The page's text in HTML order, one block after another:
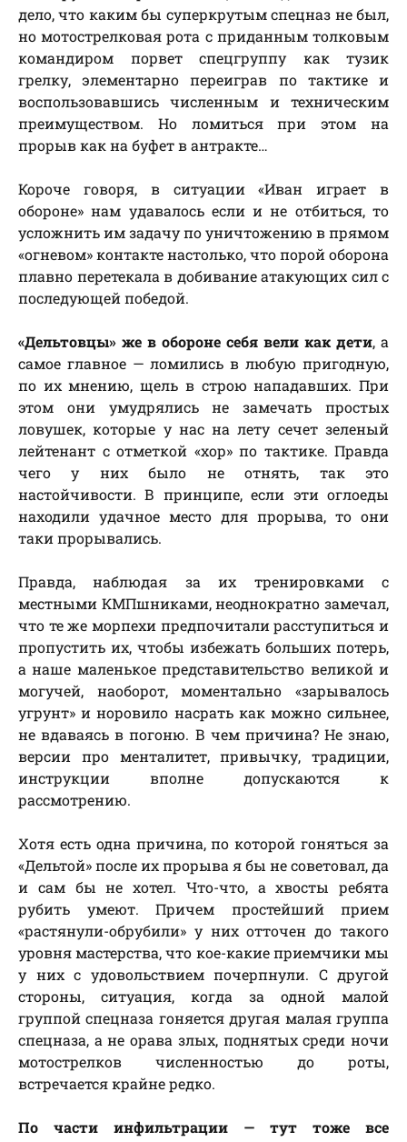
дело, что каким бы суперкрутым спецназ не был,
но мотострелковая рота с приданным толковым
командиром порвет спецгруппу как тузик
грелку, элементарно переиграв по тактике и
воспользовавшись численным и техническим
преимуществом. Но ломиться при этом на
прорыв как на буфет в антракте…
Короче говоря, в ситуации «Иван играет в
обороне» нам удавалось если и не отбиться, то
усложнить им задачу по уничтожению в прямом
«огневом» контакте настолько, что порой оборона
плавно перетекала в добивание атакующих сил с
последующей победой.
«Дельтовцы» же в обороне себя вели как дети, а
самое главное — ломились в любую пригодную,
по их мнению, щель в строю нападавших. При
этом они умудрялись не замечать простых
ловушек, которые у нас на лету сечет зеленый
лейтенант с отметкой «хор» по тактике. Правда
чего у них было не отнять, так это
настойчивости. В принципе, если эти оглоеды
находили удачное место для прорыва, то они
таки прорывались.
Правда, наблюдая за их тренировками с
местными КМПшниками, неоднократно замечал,
что те же морпехи предпочитали расступиться и
пропустить их, чтобы избежать больших потерь,
а наше маленькое представительство великой и
могучей, наоборот, моментально «зарывалось
угрунт» и норовило насрать как можно сильнее,
не вдаваясь в погоню. В чем причина? Не знаю,
версии про менталитет, привычку, традиции,
инструкции вполне допускаются к
рассмотрению.
Хотя есть одна причина, по которой гоняться за
«Дельтой» после их прорыва я бы не советовал, да
и сам бы не хотел. Что-что, а хвосты ребята
рубить умеют. Причем простейший прием
«растянули-обрубили» у них отточен до такого
уровня мастерства, что кое-какие приемчики мы
у них с удовольствием почерпнули. С другой
стороны, ситуация, когда за одной малой
группой спецназа гоняется другая малая группа
спецназа, а не орава злых, поднятых среди ночи
мотострелков численностью до роты,
встречается крайне редко.
По части инфильтрации — тут тоже все